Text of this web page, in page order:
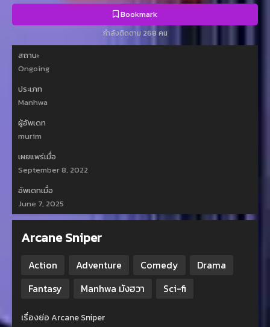
Bookmark
กำลังติดตาม 268 คน
สถานะ
Ongoing
ประเภท
Manhwa
ผู้อัพเดท
murim
เผยแพร่เมื่อ
September 8, 2022
อัพเดทเมื่อ
June 7, 2025
Arcane Sniper
Action Adventure Comedy
Drama
Fantasy
Manhwa มังฮวา Sci-fi
เรื่องย่อ Arcane Sniper